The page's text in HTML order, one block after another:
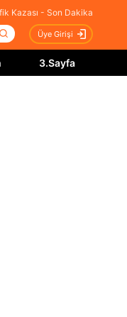
Kazası - Son Dakika
Üye Girişi
3.Sayfa